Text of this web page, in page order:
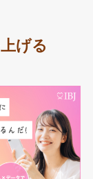
げる